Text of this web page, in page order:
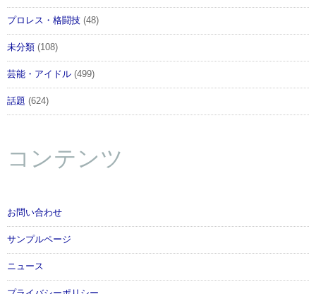
プロレス・格闘技 (48)
未分類 (108)
芸能・アイドル (499)
話題 (624)
コンテンツ
お問い合わせ
サンプルページ
ニュース